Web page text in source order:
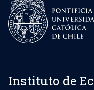
Instituto de